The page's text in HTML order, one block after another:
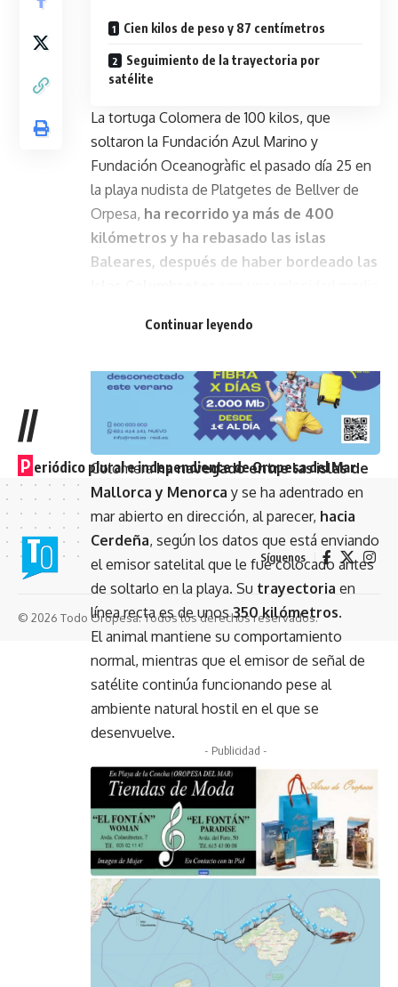
Cien kilos de peso y 87 centímetros
Seguimiento de la trayectoria por
satélite
La tortuga Colomera de 100 kilos, que
soltaron la Fundación Azul Marino y
Fundación Oceanogràfic el pasado día 25 en
la playa nudista de Platgetes de Bellver de
Orpesa, ha recorrido ya más de 400
kilómetros y ha rebasado las islas
Baleares, después de haber bordeado las
- Publicidad -
Colomeraha navegado entre las islas de
Mallorca y Menorca y se ha adentrado en
mar abierto en dirección, al parecer, hacia
Cerdeña, según los datos que está enviando
el emisor satelital que le fue colocado antes
de soltarlo en la playa. Su trayectoria en
línea recta es de unos350 kilómetros.
El animal mantiene su comportamiento
normal, mientras que el emisor de señal de
satélite continúa funcionando pese al
ambiente natural hostil en el que se
desenvuelve.
- Publicidad -
Continuar leyendo
//
P eriódico plural e independiente de Oropesa del Mar
Síguenos
© 2026 Todo Oropesa. Todos los derechos reservados.